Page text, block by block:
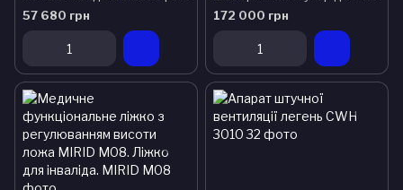
57 680 грн
172 000 грн